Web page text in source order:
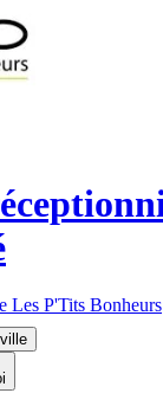
Les P'Tits Bonheurs